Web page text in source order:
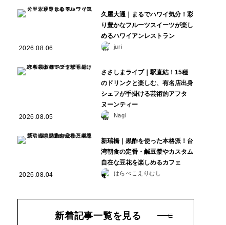
2026.08.06
久屋大通｜まるでハワイ気分！彩
り豊かなフルーツスイーツが楽し
めるハワイアンレストラン
juri
2026.08.05
ささしまライブ｜駅直結！15種
のドリンクと楽しむ、有名店出身
シェフが手掛ける芸術的アフタ
ヌーンティー
Nagi
2026.08.04
新瑞橋｜黒酢を使った本格派！台
湾朝食の定番・鹹豆漿やカスタム
自在な豆花を楽しめるカフェ
はらぺこえりむし
新着記事一覧を見る